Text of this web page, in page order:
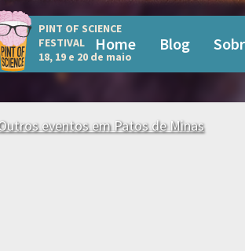
PINT OF SCIENCE
FESTIVAL
18, 19 e 20 de maio
Home Blog
eventos em Patos de Minas